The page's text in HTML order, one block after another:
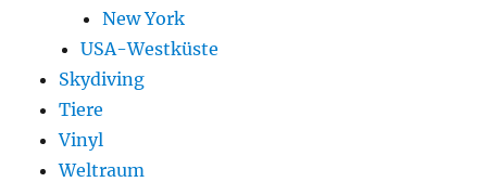
New York
USA-Westküste
Skydiving
Tiere
Vinyl
Weltraum